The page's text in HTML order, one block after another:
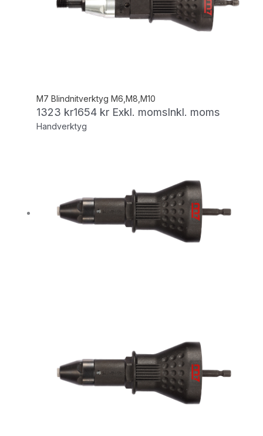
M7 Blindnitverktyg M6,M8,M10
1323 kr1654 kr Exkl. momsInkl. moms
Handverktyg